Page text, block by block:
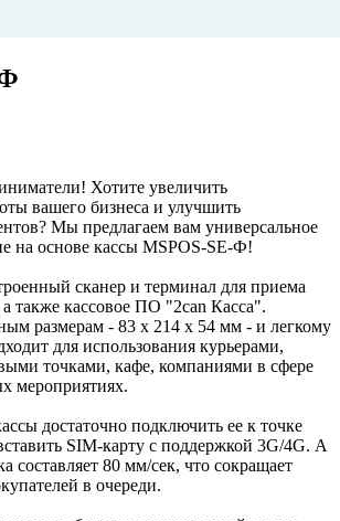
Хотите увеличить
вашего бизнеса и улучшить
Мы предлагаем вам универсальное
на основе кассы MSPOS-SE-Ф!
сканер и терминал для приема
также кассовое ПО "2can Касса".
размерам - 83 х 214 х 54 мм - и легкому
для использования курьерами,
точками, кафе, компаниями в сфере
мероприятиях.
достаточно подключить ее к точке
SIM-карту с поддержкой 3G/4G. А
составляет 80 мм/сек, что сокращает
в очереди.